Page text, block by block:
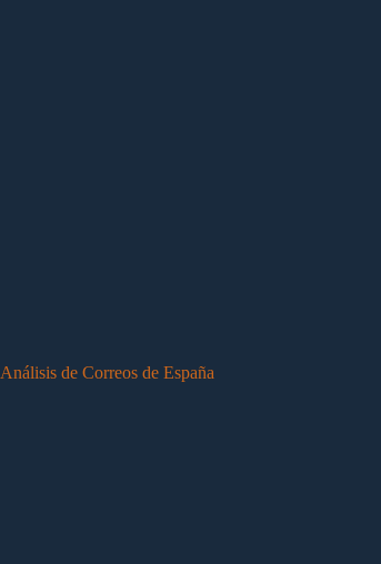
Análisis de Correos de España